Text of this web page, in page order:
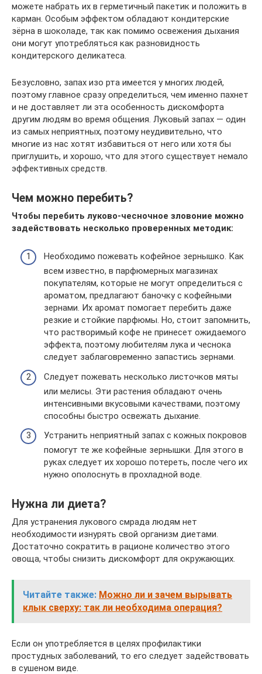
можете набрать их в герметичный пакетик и положить в
карман. Особым эффектом обладают кондитерские
зёрна в шоколаде, так как помимо освежения дыхания
они могут употребляться как разновидность
кондитерского деликатеса.
Безусловно, запах изо рта имеется у многих людей,
поэтому главное сразу определиться, чем именно пахнет
и не доставляет ли эта особенность дискомфорта
другим людям во время общения. Луковый запах — один
из самых неприятных, поэтому неудивительно, что
многие из нас хотят избавиться от него или хотя бы
приглушить, и хорошо, что для этого существует немало
эффективных средств.
Чем можно перебить?
Чтобы перебить луково-чесночное зловоние можно
задействовать несколько проверенных методик:
Необходимо пожевать кофейное зернышко. Как
всем известно, в парфюмерных магазинах
покупателям, которые не могут определиться с
ароматом, предлагают баночку с кофейными
зернами. Их аромат помогает перебить даже
резкие и стойкие парфюмы. Но, стоит запомнить,
что растворимый кофе не принесет ожидаемого
эффекта, поэтому любителям лука и чеснока
следует заблаговременно запастись зернами.
Следует пожевать несколько листочков мяты
или мелисы. Эти растения обладают очень
интенсивными вкусовыми качествами, поэтому
способны быстро освежать дыхание.
Устранить неприятный запах с кожных покровов
помогут те же кофейные зернышки. Для этого в
руках следует их хорошо потереть, после чего их
нужно ополоснуть в прохладной воде.
Нужна ли диета?
Для устранения лукового смрада людям нет
необходимости изнурять свой организм диетами.
Достаточно сократить в рационе количество этого
овоща, чтобы снизить дискомфорт для окружающих.
Читайте также: Можно ли и зачем вырывать
клык сверху: так ли необходима операция?
Если он употребляется в целях профилактики
простудных заболеваний, то его следует задействовать
в сушеном виде.